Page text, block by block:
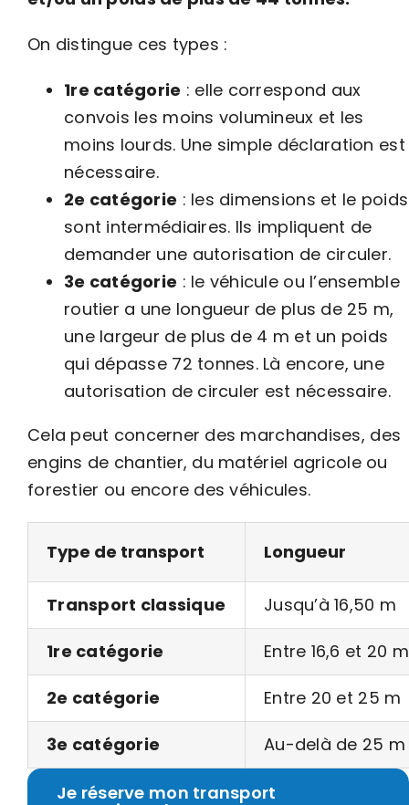
On distingue ces types :
1re catégorie : elle correspond aux
convois les moins volumineux et les
moins lourds. Une simple déclaration est
nécessaire.
2e catégorie : les dimensions et le poids
sont intermédiaires. Ils impliquent de
demander une autorisation de circuler.
3e catégorie : le véhicule ou l’ensemble
routier a une longueur de plus de 25 m,
une largeur de plus de 4 m et un poids
qui dépasse 72 tonnes. Là encore, une
autorisation de circuler est nécessaire.
Cela peut concerner des marchandises, des
engins de chantier, du matériel agricole ou
forestier ou encore des véhicules.
Type de transport Longueur
Transport classique Jusqu’à 16,50 m
1re catégorie Entre 16,6 et 20 m
2e catégorie Entre 20 et 25 m
3e catégorie Au-delà de 25 m
Je réserve mon transport